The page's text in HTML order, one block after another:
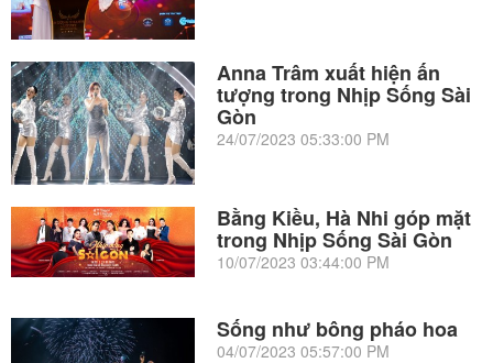
Anna Trâm xuất hiện ấn
tượng trong Nhịp Sống Sài
Gòn
24/07/2023 05:33:00 PM
Bằng Kiều, Hà Nhi góp mặt
trong Nhịp Sống Sài Gòn
10/07/2023 03:44:00 PM
Sống như bông pháo hoa
04/07/2023 05:57:00 PM